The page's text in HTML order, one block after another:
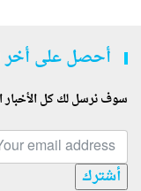
أحصل على أخر
سوف نرسل لك كل الأخبار
أشترك